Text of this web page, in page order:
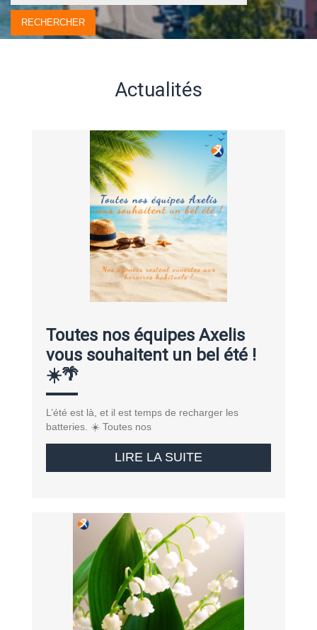
Actualités
Toutes nos équipes Axelis
vous souhaitent un bel été !
☀️🌴
L’été est là, et il est temps de recharger les
batteries. ☀️ Toutes nos
LIRE LA SUITE